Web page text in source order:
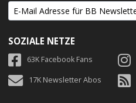
SOZIALE NETZE
63K Facebook Fans
17K Newsletter Abos